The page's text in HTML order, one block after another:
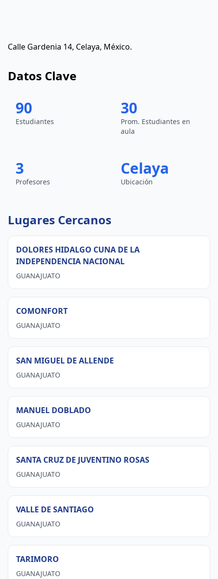
Calle Gardenia 14, Celaya, México.
Datos Clave
90
Estudiantes
30
Prom. Estudiantes en
aula
3
Profesores
Celaya
Ubicación
Lugares Cercanos
DOLORES HIDALGO CUNA DE LA
INDEPENDENCIA NACIONAL
GUANAJUATO
COMONFORT
GUANAJUATO
SAN MIGUEL DE ALLENDE
GUANAJUATO
MANUEL DOBLADO
GUANAJUATO
SANTA CRUZ DE JUVENTINO ROSAS
GUANAJUATO
VALLE DE SANTIAGO
GUANAJUATO
TARIMORO
GUANAJUATO